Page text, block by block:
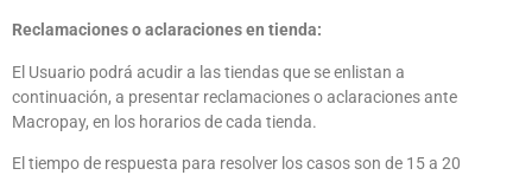
Reclamaciones o aclaraciones en tienda:
El Usuario podrá acudir a las tiendas que se enlistan a
continuación, a presentar reclamaciones o aclaraciones ante
Macropay, en los horarios de cada tienda.
El tiempo de respuesta para resolver los casos son de 15 a 20